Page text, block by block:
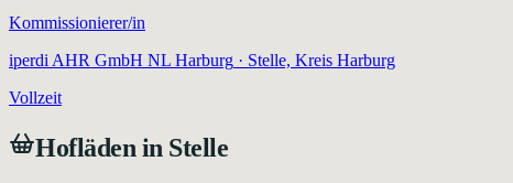
Kommissionierer/in
iperdi AHR GmbH NL Harburg · Stelle, Kreis Harburg
Vollzeit
Hofläden in Stelle